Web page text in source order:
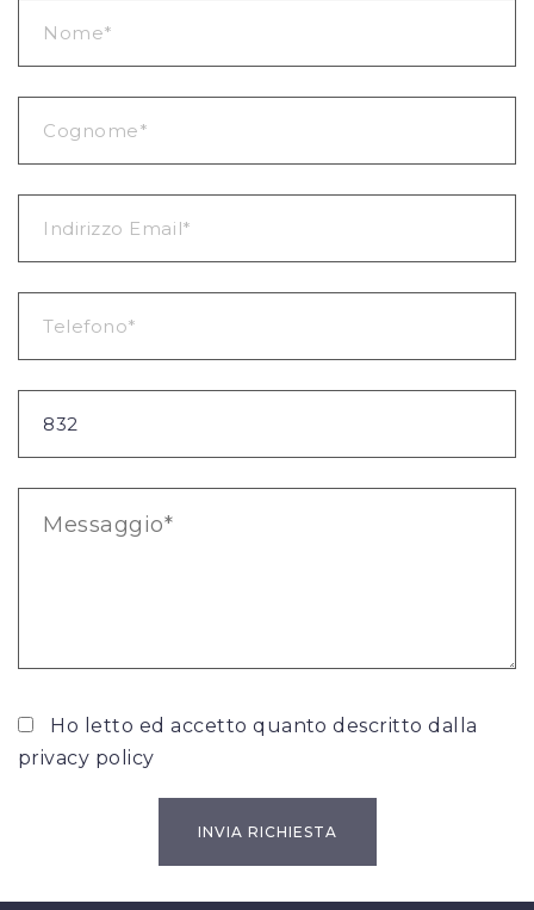
Ho letto ed accetto quanto descritto dalla
privacy policy